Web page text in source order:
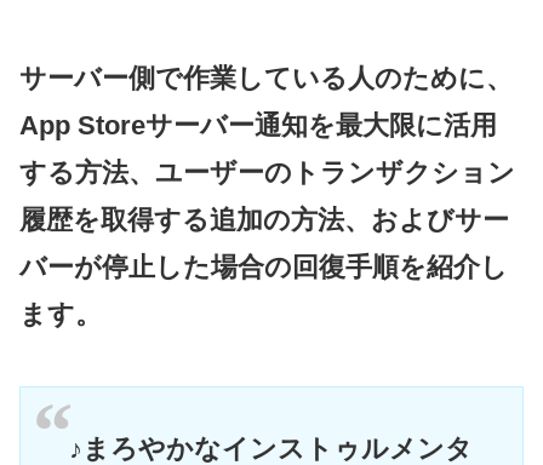
サーバー側で作業している人のために、
App Storeサーバー通知を最大限に活用
する方法、ユーザーのトランザクション
履歴を取得する追加の方法、およびサー
バーが停止した場合の回復手順を紹介し
ます。
♪まろやかなインストゥルメンタ